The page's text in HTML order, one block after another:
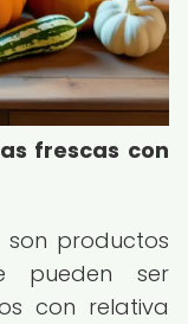
frescas con
productos
pueden ser
con relativa